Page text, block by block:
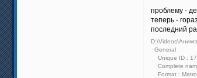
проблему -
теперь -
последний
General
Unique ID :
Complete
Format :